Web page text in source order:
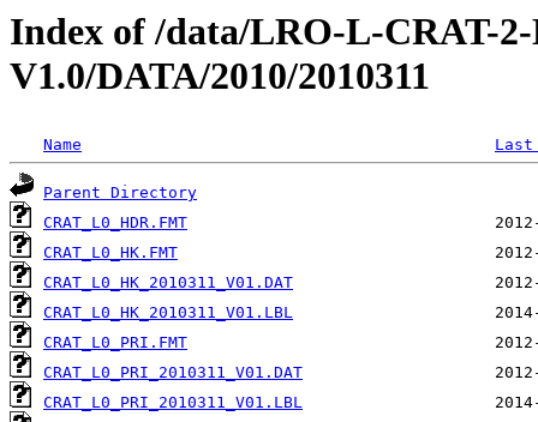
Index of /data/LRO-L-CRAT-
V1.0/DATA/2010/2010311
Name
Parent Directory
CRAT_L0_HDR.FMT
CRAT_L0_HK.FMT
CRAT_L0_HK_2010311_V01.DAT
CRAT_L0_HK_2010311_V01.LBL
CRAT_L0_PRI.FMT
CRAT_L0_PRI_2010311_V01.DAT
CRAT_L0_PRI_2010311_V01.LBL